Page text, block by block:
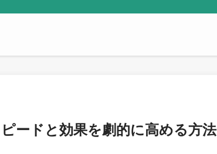
ードと効果を劇的に高める方法